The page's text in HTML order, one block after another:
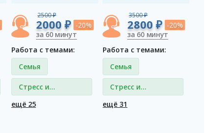
2500 ₽
2000 ₽ -20%
за 60 минут
Работа с темами:
Семья
Стресс и
депрессия
ещё 25
3500 ₽
2800 ₽ -20%
за 60 минут
Работа с темами:
Семья
Стресс и
депрессия
ещё 31